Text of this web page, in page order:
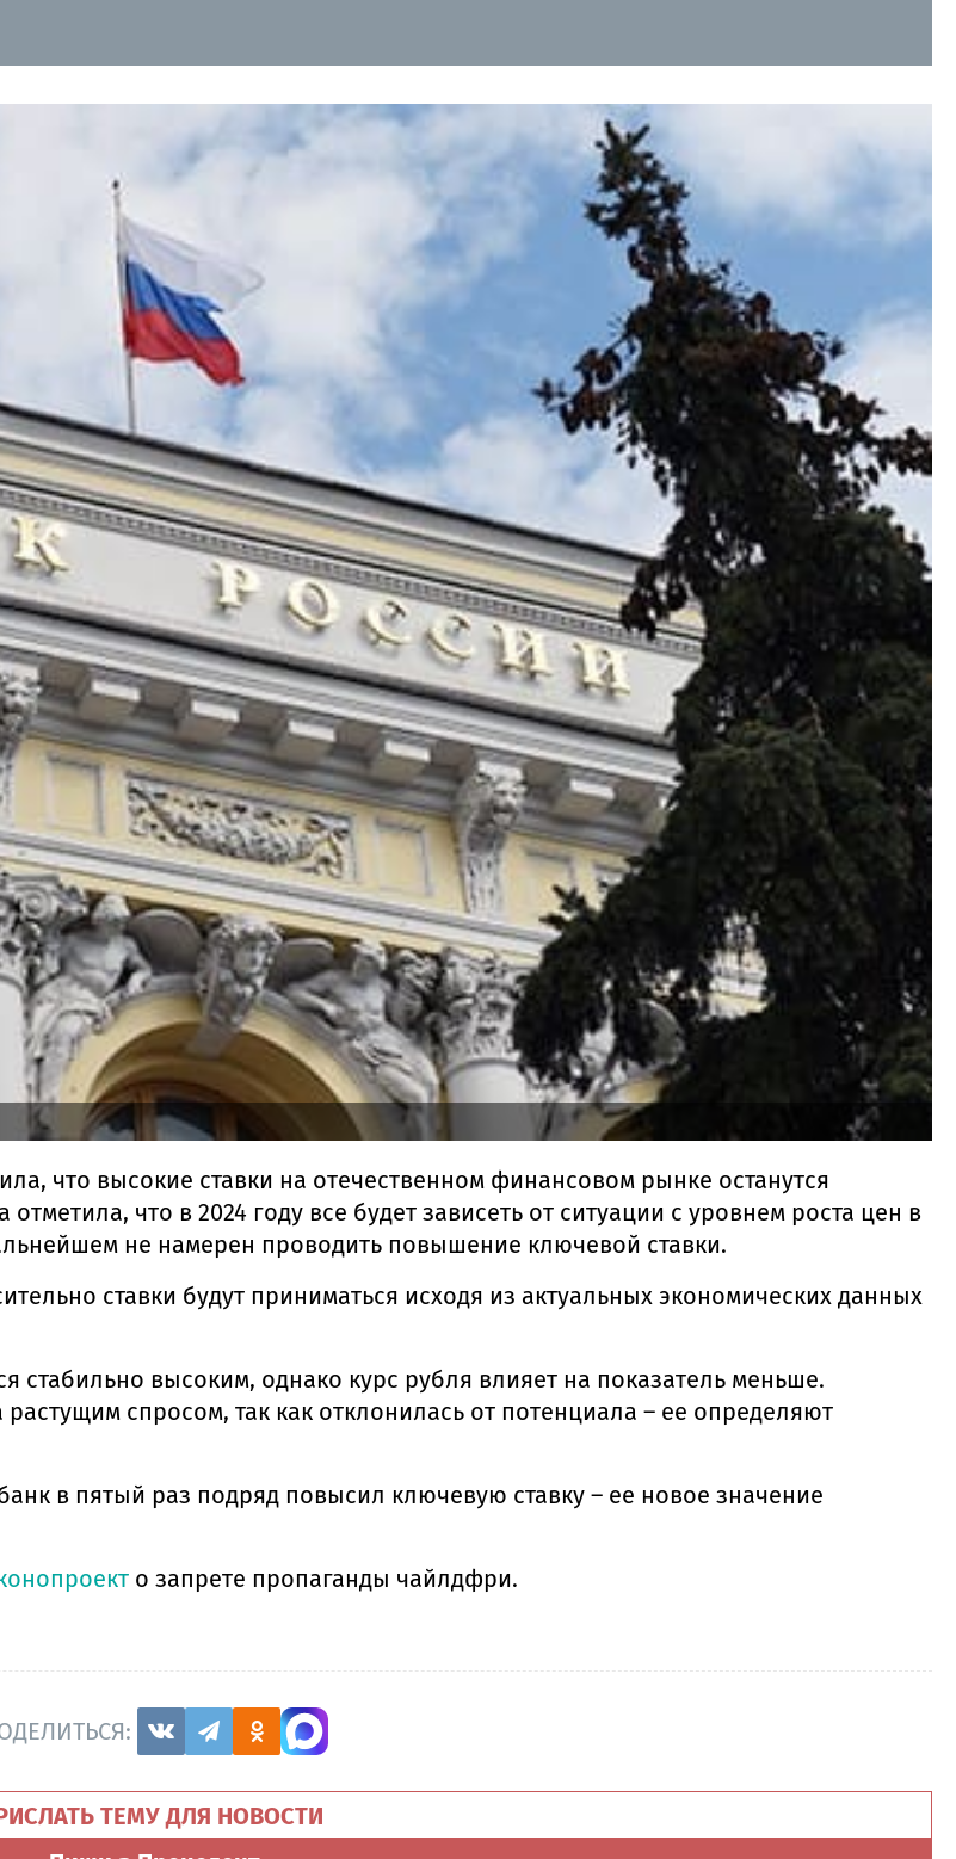
что высокие ставки на отечественном финансовом рынке останутся
что в 2024 году все будет зависеть от ситуации с уровнем роста цен в
не намерен проводить повышение ключевой ставки.
ставки будут приниматься исходя из актуальных экономических данных
высоким, однако курс рубля влияет на показатель меньше.
спросом, так как отклонилась от потенциала – ее определяют
в пятый раз подряд повысил ключевую ставку – ее новое значение
о запрете пропаганды чайлдфри.
ТЕМУ ДЛЯ НОВОСТИ